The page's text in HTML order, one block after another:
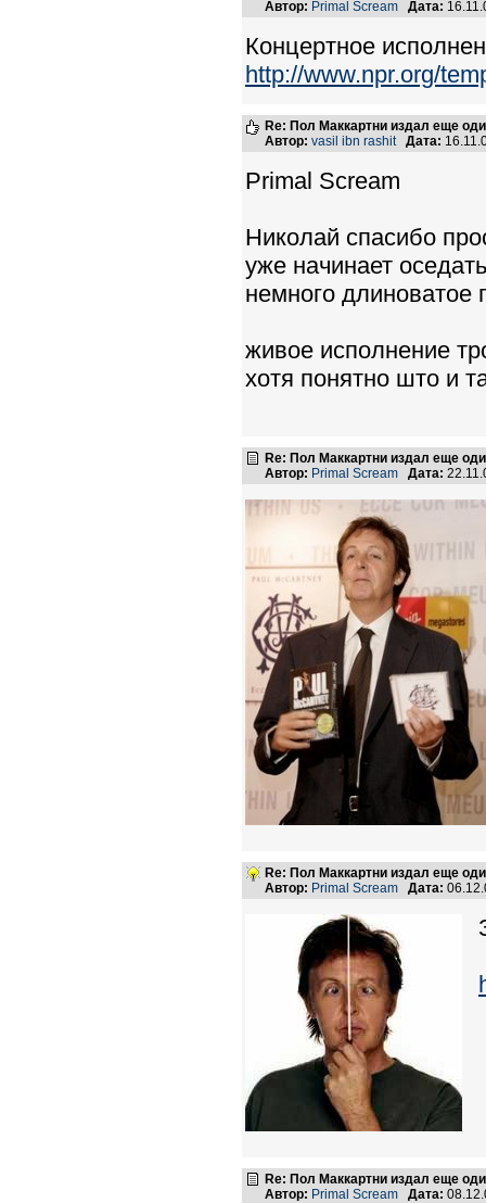
Автор: Primal Scream Дата:
Концертное
http://www.npr.org/
Re: Пол Маккартни издал еще
Автор: vasil ibn rashit Дата:
Primal Scream
Николай спасибо
уже начинает
немного длиноватое
живое исполнение
хотя понятно што и
Re: Пол Маккартни издал еще
Автор: Primal Scream Дата:
Re: Пол Маккартни издал еще
Автор: Primal Scream Дата:
Re: Пол Маккартни издал еще
Автор: Primal Scream Дата: